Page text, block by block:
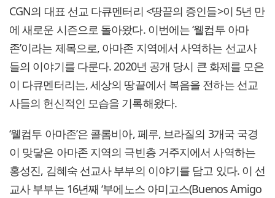
CGN의 대표 선교 다큐멘터리 <땅끝의 증인들>이 5년 만
에 새로운 시즌으로 돌아왔다. 이번에는 ‘웰컴투 아마
존’이라는 제목으로, 아마존 지역에서 사역하는 선교사
들의 이야기를 다룬다. 2020년 공개 당시 큰 화제를 모은
이 다큐멘터리는, 세상의 땅끝에서 복음을 전하는 선교
사들의 헌신적인 모습을 기록해왔다.
‘웰컴투 아마존’은 콜롬비아, 페루, 브라질의 3개국 국경
이 맞닿은 아마존 지역의 극빈층 거주지에서 사역하는
홍성진, 김혜숙 선교사 부부의 이야기를 담고 있다. 이 선
교사 부부는 16년째 ‘부에노스 아미고스(Buenos Amigo